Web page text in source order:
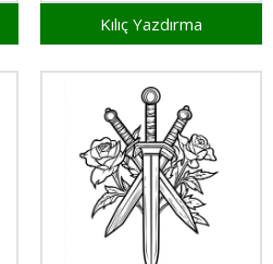
Kılıç Yazdırma